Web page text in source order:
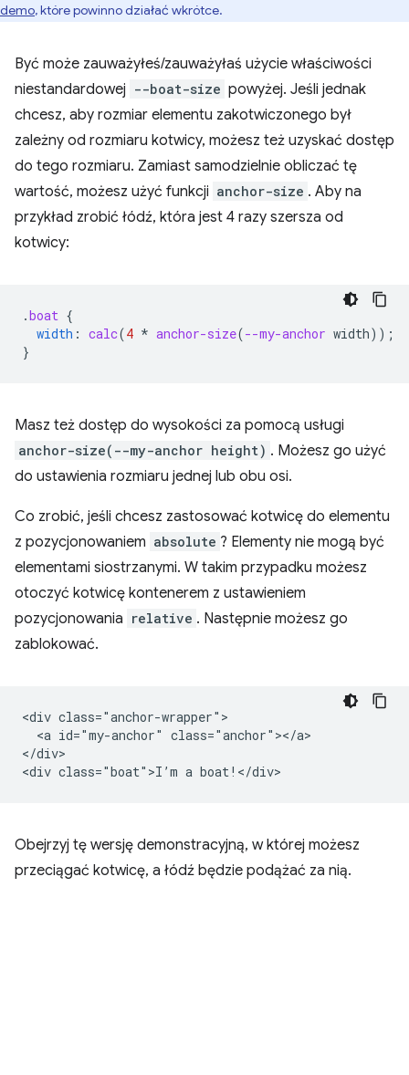
demo, które powinno działać wkrótce.
Być może zauważyłeś/zauważyłaś użycie właściwości
niestandardowej --boat-size powyżej. Jeśli jednak
chcesz, aby rozmiar elementu zakotwiczonego był
zależny od rozmiaru kotwicy, możesz też uzyskać dostęp
do tego rozmiaru. Zamiast samodzielnie obliczać tę
wartość, możesz użyć funkcji anchor-size . Aby na
przykład zrobić łódź, która jest 4 razy szersza od
kotwicy:
.boat {
width : calc(4 * anchor-size(--my-anchor width));
}
Masz też dostęp do wysokości za pomocą usługi
anchor-size(--my-anchor height) . Możesz go użyć
do ustawienia rozmiaru jednej lub obu osi.
Co zrobić, jeśli chcesz zastosować kotwicę do elementu
z pozycjonowaniem absolute ? Elementy nie mogą być
elementami siostrzanymi. W takim przypadku możesz
otoczyć kotwicę kontenerem z ustawieniem
pozycjonowania relative . Następnie możesz go
zablokować.
<div class="anchor-wrapper">
  <a id="my-anchor" class="anchor"></a>
</div>
Obejrzyj tę wersję demonstracyjną, w której możesz
przeciągać kotwicę, a łódź będzie podążać za nią.